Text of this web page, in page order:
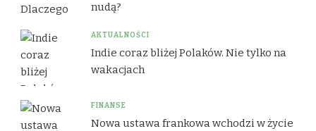
nudą?
AKTUALNOŚCI
Indie coraz bliżej Polaków. Nie tylko na
wakacjach
FINANSE
Nowa ustawa frankowa wchodzi w życie